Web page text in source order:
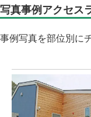
写真事例アクセス
事例写真を部位別に